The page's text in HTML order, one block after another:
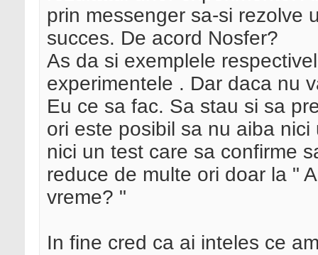
prin messenger sa-si rezolve
succes. De acord Nosfer?
As da si exemplele
experimentele . Dar daca nu
Eu ce sa fac. Sa stau si sa
ori este posibil sa nu aiba
nici un test care sa confirme
reduce de multe ori doar la "
vreme? "
In fine cred ca ai inteles ce